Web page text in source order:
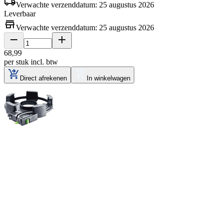
Verwachte verzenddatum: 25 augustus 2026
Leverbaar
Verwachte verzenddatum: 25 augustus 2026
68,99
per stuk incl. btw
Direct afrekenen In winkelwagen